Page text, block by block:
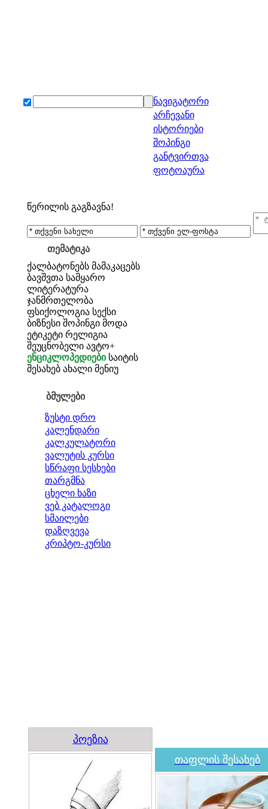
ნავიგატორი
არჩევანი
ისტორიები
შოპინგი
განტვირთვა
ფოტოაურა
წერილის გაგზავნა!
თემატიკა
ქალბატონებს მამაკაცებს
ბავშვთა სამყარო
ლიტერატურა
ჯანმრთელობა
ფსიქოლოგია სექსი
ბიზნესი შოპინგი მოდა
ეტიკეტი რელიგია
შეუცნობელი ავტო+
ენციკლოპედიები საიტის
შესახებ ახალი მენიუ
ბმულები
ზუსტი დრო
კალენდარი
კალკულატორი
ვალუტის კურსი
სწრაფი სესხები
თარგმნა
ცხელი ხაზი
ვებ კატალოგი
სმაილები
დაზღვევა
კრიპტო-კურსი
პოეზია
თაფლის შესახებ